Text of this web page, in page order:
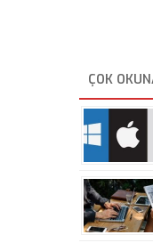
ÇOK